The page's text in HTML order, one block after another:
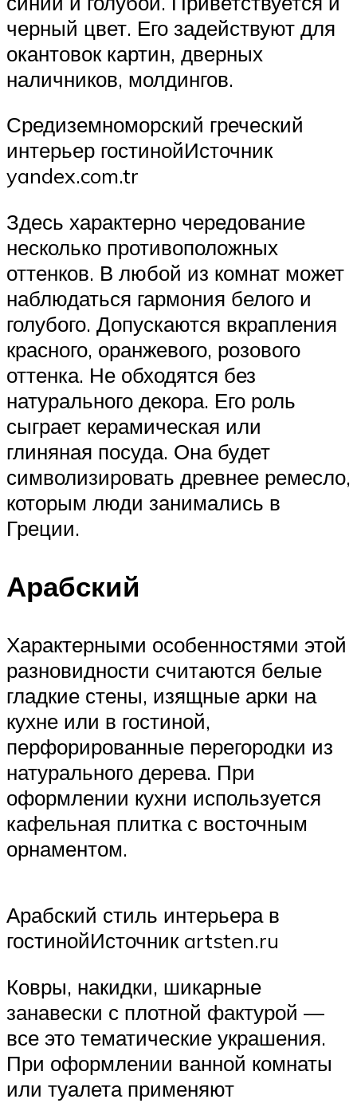
черный цвет. Его задействуют для
окантовок картин, дверных
наличников, молдингов.
Средиземноморский греческий
интерьер гостинойИсточник
yandex.com.tr
Здесь характерно чередование
несколько противоположных
оттенков. В любой из комнат может
наблюдаться гармония белого и
голубого. Допускаются вкрапления
красного, оранжевого, розового
оттенка. Не обходятся без
натурального декора. Его роль
сыграет керамическая или
глиняная посуда. Она будет
символизировать древнее ремесло,
которым люди занимались в
Греции.
Арабский
Характерными особенностями этой
разновидности считаются белые
гладкие стены, изящные арки на
кухне или в гостиной,
перфорированные перегородки из
натурального дерева. При
оформлении кухни используется
кафельная плитка с восточным
орнаментом.
Арабский стиль интерьера в
гостинойИсточник artsten.ru
Ковры, накидки, шикарные
занавески с плотной фактурой —
все это тематические украшения.
При оформлении ванной комнаты
или туалета применяют